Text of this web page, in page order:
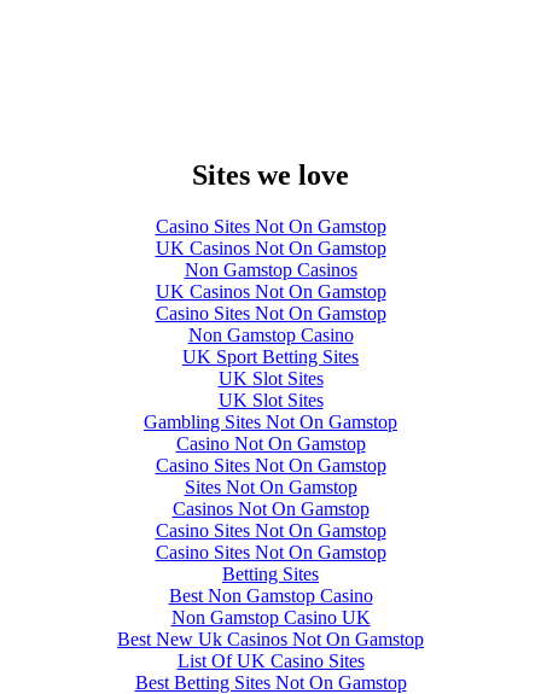
Sites we love
Casino Sites Not On Gamstop
UK Casinos Not On Gamstop
Non Gamstop Casinos
UK Casinos Not On Gamstop
Casino Sites Not On Gamstop
Non Gamstop Casino
UK Sport Betting Sites
UK Slot Sites
UK Slot Sites
Gambling Sites Not On Gamstop
Casino Not On Gamstop
Casino Sites Not On Gamstop
Sites Not On Gamstop
Casinos Not On Gamstop
Casino Sites Not On Gamstop
Casino Sites Not On Gamstop
Betting Sites
Best Non Gamstop Casino
Non Gamstop Casino UK
Best New Uk Casinos Not On Gamstop
List Of UK Casino Sites
Best Betting Sites Not On Gamstop